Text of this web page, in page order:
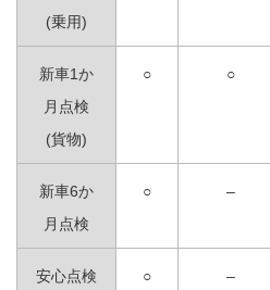
(乗用)
新車1か
月点検
(貨物)
○ ○
新車6か
月点検
○ –
安心点検 ○ –